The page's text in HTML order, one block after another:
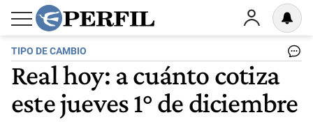
TIPO DE CAMBIO
Real hoy: a cuánto cotiza
este jueves 1° de diciembre